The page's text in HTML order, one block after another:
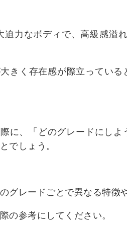
迫力なボディで、高級感溢
きく存在感が際立ってい
に、「どのグレードにし
でしょう。
グレードごとで異なる特徴
の参考にしてください。